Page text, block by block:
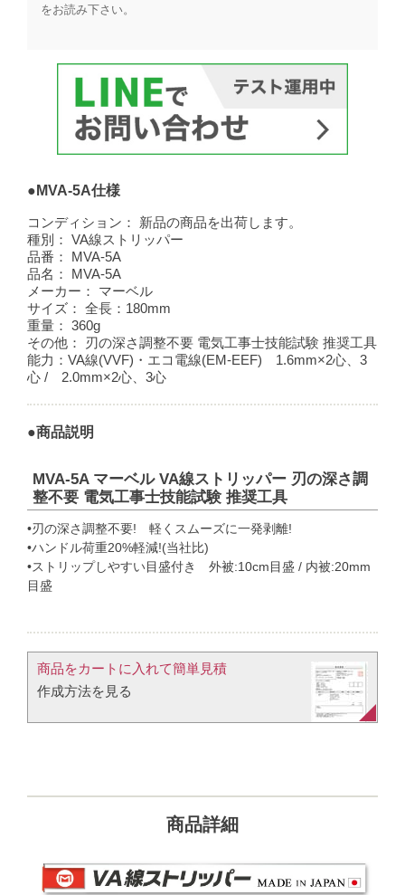
をお読み下さい。​
●MVA-5A仕様
コンディション：
新品の商品を出荷します。
種別：
VA線ストリッパー
品番：
MVA-5A
品名：
MVA-5A
メーカー：
マーベル
サイズ：
全長：180mm
重量：
360g
その他：
刃の深さ調整不要 電気工事士技能試験 推奨工具
能力：VA線(VVF)・エコ電線(EM-EEF) 1.6mm×2心、3
心 / 2.0mm×2心、3心
●商品説明
MVA-5A マーベル VA線ストリッパー 刃の深さ調
整不要 電気工事士技能試験 推奨工具
•刃の深さ調整不要! 軽くスムーズに一発剥離!
•ハンドル荷重20%軽減!(当社比)
•ストリップしやすい目盛付き 外被:10cm目盛 / 内被:20mm
目盛
商品をカートに入れて簡単見積​
作成方法を見る​​
商品詳細